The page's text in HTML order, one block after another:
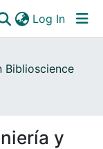
Log In
Biblioscience
y